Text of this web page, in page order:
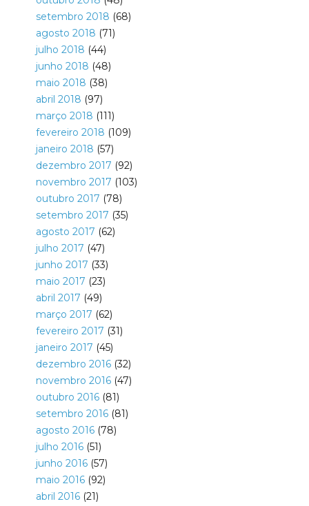
setembro 2018 (68)
agosto 2018 (71)
julho 2018 (44)
junho 2018 (48)
maio 2018 (38)
abril 2018 (97)
março 2018 (111)
fevereiro 2018 (109)
janeiro 2018 (57)
dezembro 2017 (92)
novembro 2017 (103)
outubro 2017 (78)
setembro 2017 (35)
agosto 2017 (62)
julho 2017 (47)
junho 2017 (33)
maio 2017 (23)
abril 2017 (49)
março 2017 (62)
fevereiro 2017 (31)
janeiro 2017 (45)
dezembro 2016(32)
novembro 2016(47)
outubro 2016(81)
setembro 2016(81)
agosto 2016(78)
julho 2016(51)
junho 2016(57)
maio 2016(92)
abril 2016(21)